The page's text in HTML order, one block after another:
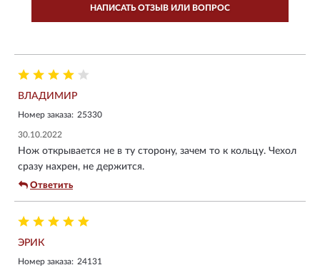
НАПИСАТЬ ОТЗЫВ ИЛИ ВОПРОС
ВЛАДИМИР
Номер заказа: 25330
30.10.2022
Нож открывается не в ту сторону, зачем то к кольцу. Чехол
сразу нахрен, не держится.
Ответить
ЭРИК
Номер заказа: 24131